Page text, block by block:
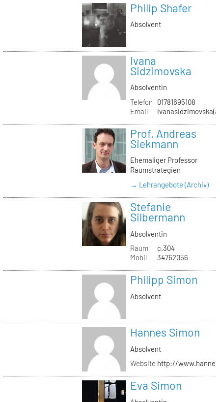
Philip Shafer
Absolvent
Ivana
Sidzimovska
Absolventin
Telefon
01781695108
Email
Prof. Andreas
Siekmann
Ehemaliger Professor
Raumstrategien
→ Lehrangebote (Archiv)
Stefanie
Silbermann
Absolventin
Raum
c.304
Mobil
34762056
Philipp Simon
Absolvent
Hannes Simon
Absolvent
Website http://
Eva Simon